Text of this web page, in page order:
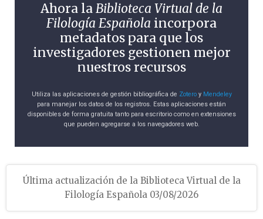
Ahora laBiblioteca Virtual de la
Filología Española incorpora
metadatos para que los
investigadores gestionen mejor
nuestros recursos
Utiliza las aplicaciones de gestión bibliográfica de Zoteroy Mendeley
para manejar los datos de los registros. Estas aplicaciones están
disponibles de forma gratuita tanto para escritorio como en extensiones
que pueden agregarse a los navegadores web.
Última actualización de la Biblioteca Virtual de la
Filología Española 03/08/2026